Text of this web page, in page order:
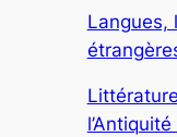
Langues,